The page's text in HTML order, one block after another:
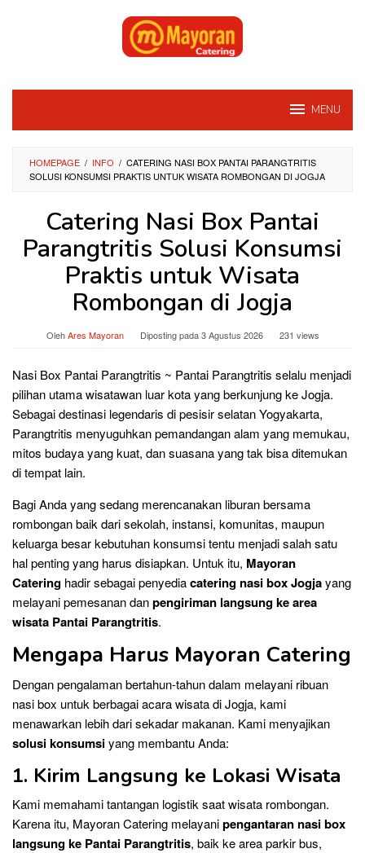
MENU
HOMEPAGE / INFO / CATERING NASI BOX PANTAI PARANGTRITIS
SOLUSI KONSUMSI PRAKTIS UNTUK WISATA ROMBONGAN DI JOGJA
Catering Nasi Box Pantai
Parangtritis Solusi Konsumsi
Praktis untuk Wisata
Rombongan di Jogja
OlehAres Mayoran Diposting pada3 Agustus 2026 231 views
Nasi Box Pantai Parangtritis ~ Pantai Parangtritis selalu menjadi
pilihan utama wisatawan luar kota yang berkunjung ke Jogja.
Sebagai destinasi legendaris di pesisir selatan Yogyakarta,
Parangtritis menyuguhkan pemandangan alam yang memukau,
mitos budaya yang kuat, dan suasana yang tak bisa ditemukan
di tempat lain.
Bagi Anda yang sedang merencanakan liburan bersama
rombongan baik dari sekolah, instansi, komunitas, maupun
keluarga besar kebutuhan konsumsi tentu menjadi salah satu
hal penting yang harus disiapkan. Untuk itu, Mayoran
Catering hadir sebagai penyediacatering nasi box Jogjayang
melayani pemesanan danpengiriman langsung ke area
wisata Pantai Parangtritis.
Mengapa Harus Mayoran Catering
Dengan pengalaman bertahun-tahun dalam melayani ribuan
nasi box untuk berbagai acara wisata di Jogja, kami
menawarkan lebih dari sekadar makanan. Kami menyajikan
solusi konsumsiyang membantu Anda:
1. Kirim Langsung ke Lokasi Wisata
Kami memahami tantangan logistik saat wisata rombongan.
Karena itu, Mayoran Catering melayanipengantaran nasi box
langsung ke Pantai Parangtritis, baik ke area parkir bus,